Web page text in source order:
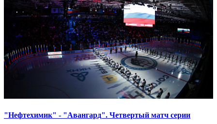
"Нефтехимик" - "Авангард". Четвертый матч серии